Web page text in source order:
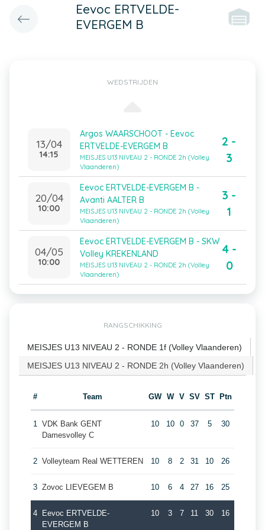
Eevoc ERTVELDE-
EVERGEM B
WEDSTRIJDEN
13/04
14:15
Argos WAARSCHOOT - Eevoc
ERTVELDE-EVERGEM B
MEISJES U13 NIVEAU 2 - RONDE 2h (Volley
Vlaanderen)
2 -
3
20/04
10:00
Eevoc ERTVELDE-EVERGEM B -
Avanti AALTER B
MEISJES U13 NIVEAU 2 - RONDE 2h (Volley
Vlaanderen)
3 -
1
04/05
10:00
Eevoc ERTVELDE-EVERGEM B - SKW
Volley KREKENLAND
MEISJES U13 NIVEAU 2 - RONDE 2h (Volley
Vlaanderen)
4 -
0
RANGSCHIKKING
MEISJES U13 NIVEAU 2 - RONDE 1f (Volley Vlaanderen)
MEISJES U13 NIVEAU 2 - RONDE 2h (Volley Vlaanderen)
# Team GW W V SV ST Ptn
1 VDK Bank GENT
Damesvolley C
10 10 0 37 5 30
2 Volleyteam Real WETTEREN 10 8 2 31 10 26
3 Zovoc LIEVEGEM B 10 6 4 27 16 25
4
Eevoc ERTVELDE-
EVERGEM B
10 3 7 11 30 16